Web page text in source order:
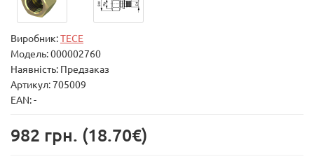
Виробник:TECE
Модель:000002760
Наявність: Предзаказ
Артикул: 705009
EAN: -
982 грн. (18.70€)